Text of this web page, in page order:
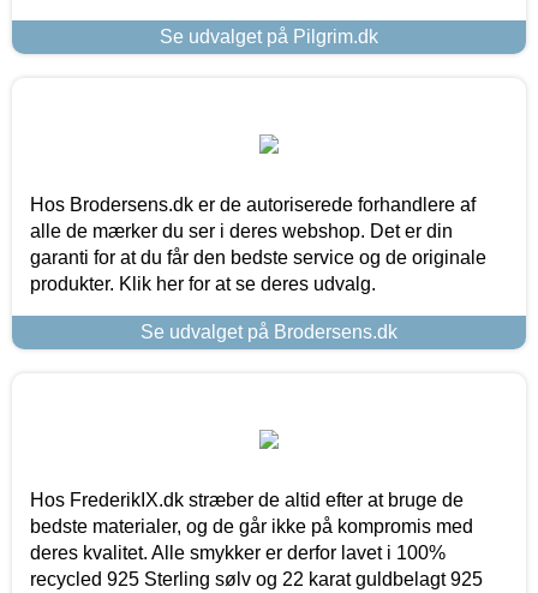
Se udvalget på Pilgrim.dk
Hos Brodersens.dk er de autoriserede forhandlere af
alle de mærker du ser i deres webshop. Det er din
garanti for at du får den bedste service og de originale
produkter. Klik her for at se deres udvalg.
Se udvalget på Brodersens.dk
Hos FrederikIX.dk stræber de altid efter at bruge de
bedste materialer, og de går ikke på kompromis med
deres kvalitet. Alle smykker er derfor lavet i 100%
recycled 925 Sterling sølv og 22 karat guldbelagt 925